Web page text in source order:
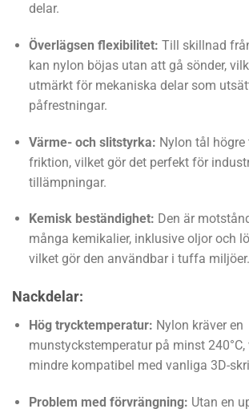
delar.
Överlägsen flexibilitet: Till skillnad
kan nylon böjas utan att gå sönder,
utmärkt för mekaniska delar som
påfrestningar.
Värme- och slitstyrka: Nylon tål högre
friktion, vilket gör det perfekt för
tillämpningar.
Kemisk beständighet: Den är
många kemikalier, inklusive oljor och
vilket gör den användbar i tuffa miljöer.
Nackdelar:
Hög trycktemperatur: Nylon kräver en
munstyckstemperatur på minst 240°C,
mindre kompatibel med vanliga 3D-
Problem med förvrängning: Utan en